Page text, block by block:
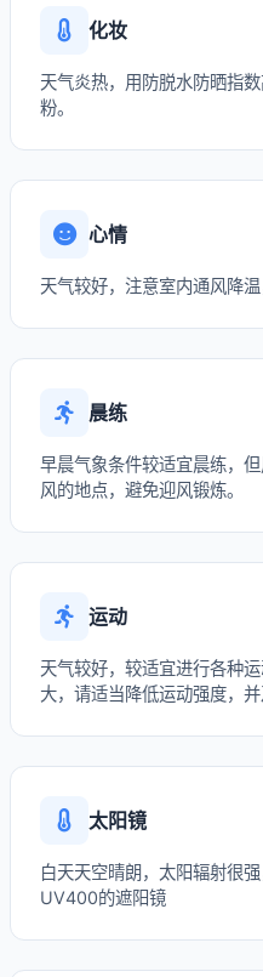
化妆
天气炎热，用防脱水防晒指
粉。
心情
天气较好，注意室内通风降温
晨练
早晨气象条件较适宜晨练，
风的地点，避免迎风锻炼。
运动
天气较好，较适宜进行各种
大，请适当降低运动强度，并
太阳镜
白天天空晴朗，太阳辐射很
UV400的遮阳镜